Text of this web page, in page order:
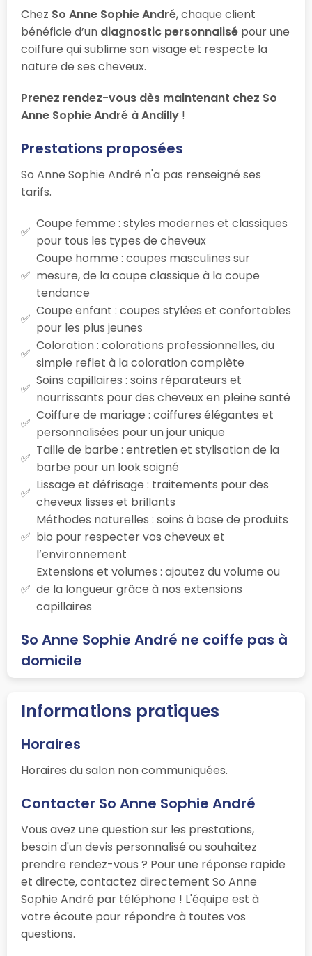
Chez So Anne Sophie André, chaque client
bénéficie d’un diagnostic personnalisé pour une
coiffure qui sublime son visage et respecte la
nature de ses cheveux.
Prenez rendez-vous dès maintenant chez So
Anne Sophie André à Andilly !
Prestations proposées
So Anne Sophie André n'a pas renseigné ses
tarifs.
Coupe femme : styles modernes et classiques
pour tous les types de cheveux
Coupe homme : coupes masculines sur
mesure, de la coupe classique à la coupe
tendance
Coupe enfant : coupes stylées et confortables
pour les plus jeunes
Coloration : colorations professionnelles, du
simple reflet à la coloration complète
Soins capillaires : soins réparateurs et
nourrissants pour des cheveux en pleine santé
Coiffure de mariage : coiffures élégantes et
personnalisées pour un jour unique
Taille de barbe : entretien et stylisation de la
barbe pour un look soigné
Lissage et défrisage : traitements pour des
cheveux lisses et brillants
Méthodes naturelles : soins à base de produits
bio pour respecter vos cheveux et
l’environnement
Extensions et volumes : ajoutez du volume ou
de la longueur grâce à nos extensions
capillaires
So Anne Sophie André ne coiffe pas à
domicile
Informations pratiques
Horaires
Horaires du salon non communiquées.
Contacter So Anne Sophie André
Vous avez une question sur les prestations,
besoin d'un devis personnalisé ou souhaitez
prendre rendez-vous ? Pour une réponse rapide
et directe, contactez directement So Anne
Sophie André par téléphone ! L'équipe est à
votre écoute pour répondre à toutes vos
questions.